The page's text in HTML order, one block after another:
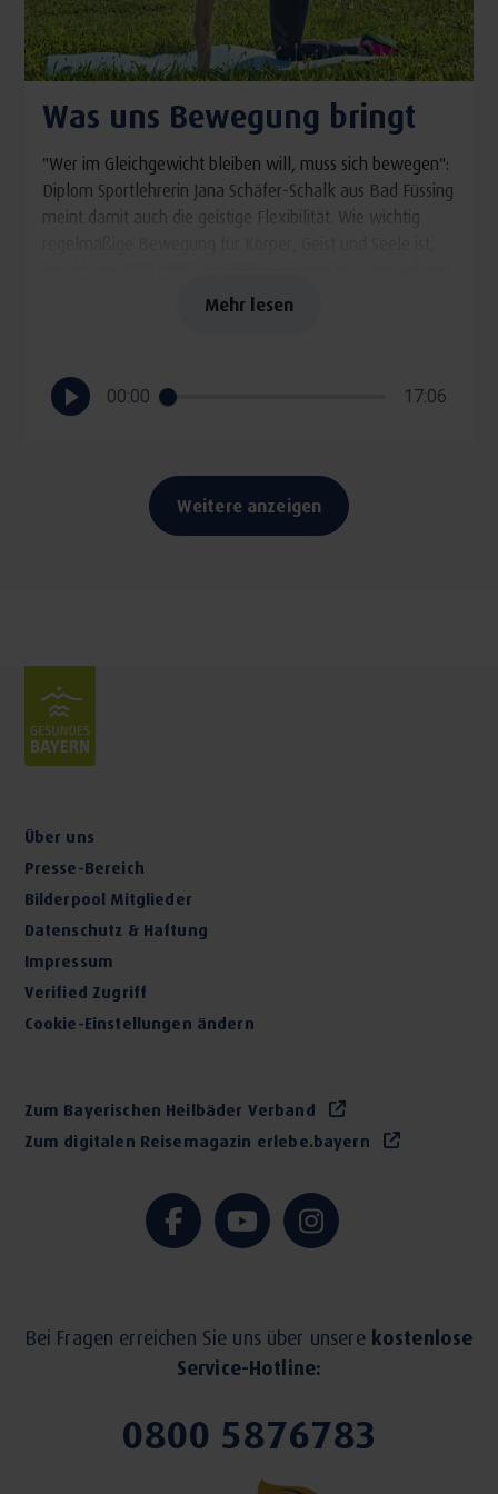
Was uns Bewegung bringt
"Wer im Gleichgewicht bleiben will, muss sich bewegen":
Diplom Sportlehrerin Jana Schäfer-Schalk aus Bad Füssing
meint damit auch die geistige Flexibilität. Wie wichtig
Radio-Moderator Thorsten Otto.
Mehr lesen
00:00 17:06
Weitere anzeigen
Über uns
Presse-Bereich
Bilderpool Mitglieder
Datenschutz & Haftung
Impressum
Verified Zugriff
Cookie-Einstellungen ändern
Zum Bayerischen Heilbäder Verband
Zum digitalen Reisemagazin erlebe.bayern
Bei Fragen erreichen Sie uns über unsere kostenlose
Service-Hotline:
0800 5876783